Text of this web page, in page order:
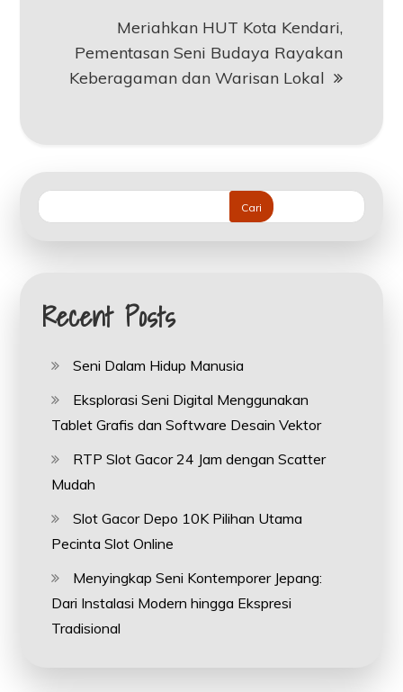
Meriahkan HUT Kota Kendari,
Pementasan Seni Budaya Rayakan
Keberagaman dan Warisan Lokal
Cari
Recent Posts
Seni Dalam Hidup Manusia
Eksplorasi Seni Digital Menggunakan
Tablet Grafis dan Software Desain Vektor
RTP Slot Gacor 24 Jam dengan Scatter
Mudah
Slot Gacor Depo 10K Pilihan Utama
Pecinta Slot Online
Menyingkap Seni Kontemporer Jepang:
Dari Instalasi Modern hingga Ekspresi
Tradisional